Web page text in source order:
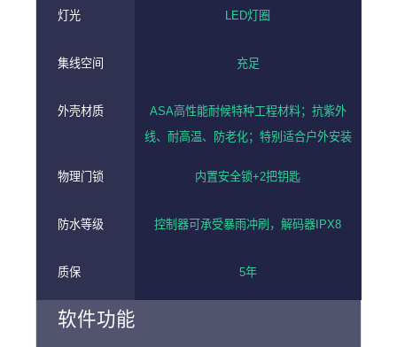
灯光 LED灯圈
集线空间 充足
外壳材质
ASA高性能耐候特种工程材料；抗紫外
线、耐高温、防老化；特别适合户外安装
物理门锁 内置安全锁+2把钥匙
防水等级 控制器可承受暴雨冲刷，解码器IPX8
质保 5年
软件功能